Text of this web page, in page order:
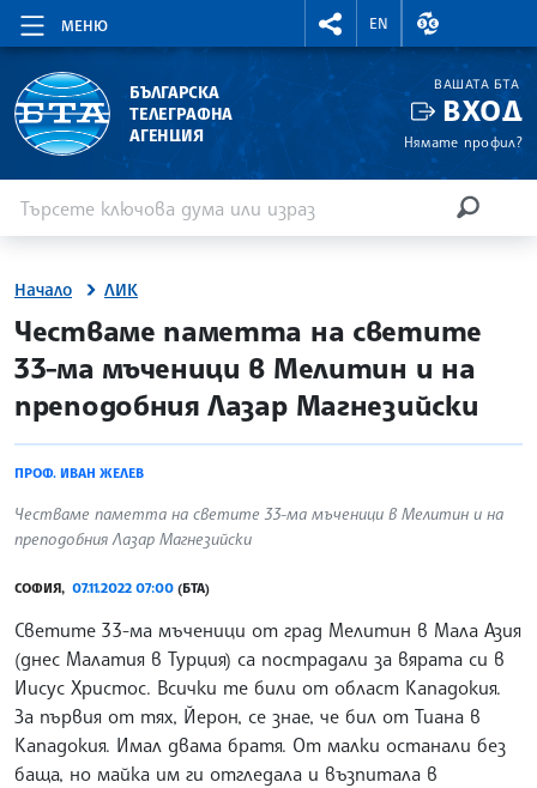
МЕНЮ
RIGHTMENU.SOCIAL
EN
ВАЛУТНИ
БЪЛГАРСКА
ТЕЛЕГРАФНА
АГЕНЦИЯ
ВАШАТА БТА
ВХОД
Нямате профил?
Начало ЛИК
site.bta
Честваме паметта на светите
33-ма мъченици в Мелитин и на
преподобния Лазар Магнезийски
ПРОФ. ИВАН ЖЕЛЕВ
Честваме паметта на светите 33-ма мъченици в Мелитин и на
преподобния Лазар Магнезийски
СОФИЯ, 07.11.2022 07:00 (БТА)
Светите 33-ма мъченици от град Мелитин в Мала Азия
(днес Малатия в Турция) са пострадали за вярата си в
Иисус Христос. Всички те били от област Кападокия.
За първия от тях, Йерон, се знае, че бил от Тиана в
Кападокия. Имал двама братя. От малки останали без
баща, но майка им ги отгледала и възпитала в